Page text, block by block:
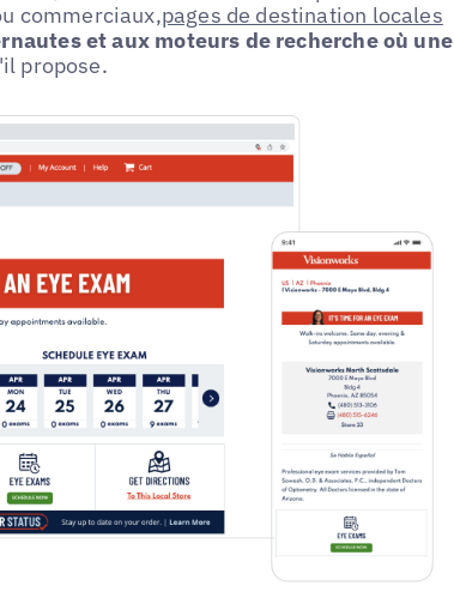
commerciaux,pages de destination locales
et aux moteurs de recherche où une
propose.